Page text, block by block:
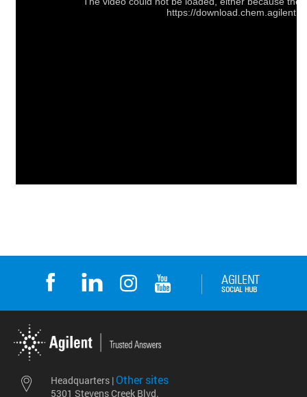
Headquarters | Other sites
5301 Stevens Creek Blvd.